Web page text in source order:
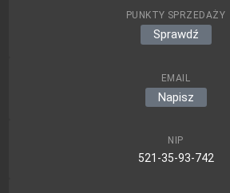
PUNKTY SPRZEDAŻY
Sprawdź
EMAIL
Napisz
NIP
521-35-93-742